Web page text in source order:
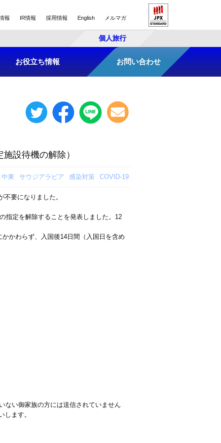
報 IR情報 採用情報 English メルマガ
個人旅行
お役立ち情報 お問い合わせ
設待機の解除）
中東 サウジアラビア 感染対策 COVID-19
要になりました。
指定を解除することを発表しました。12
かわらず、入国後14日間（入国日を含め
ない御家族の方には送信されていません
ます。